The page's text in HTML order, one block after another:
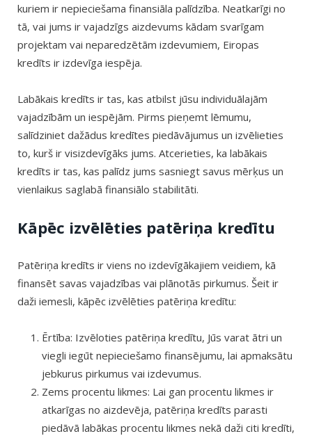
kuriem ir nepieciešama finansiāla palīdzība. Neatkarīgi no
tā, vai jums ir vajadzīgs aizdevums kādam svarīgam
projektam vai neparedzētām izdevumiem, Eiropas
kredīts ir izdevīga iespēja.
Labākais kredīts ir tas, kas atbilst jūsu individuālajām
vajadzībām un iespējām. Pirms pieņemt lēmumu,
salīdziniet dažādus kredītes piedāvājumus un izvēlieties
to, kurš ir visizdevīgāks jums. Atcerieties, ka labākais
kredīts ir tas, kas palīdz jums sasniegt savus mērķus un
vienlaikus saglabā finansiālo stabilitāti.
Kāpēc izvēlēties patēriņa kredītu
Patēriņa kredīts ir viens no izdevīgākajiem veidiem, kā
finansēt savas vajadzības vai plānotās pirkumus. Šeit ir
daži iemesli, kāpēc izvēlēties patēriņa kredītu:
Ērtība: Izvēloties patēriņa kredītu, Jūs varat ātri un
viegli iegūt nepieciešamo finansējumu, lai apmaksātu
jebkurus pirkumus vai izdevumus.
Zems procentu likmes: Lai gan procentu likmes ir
atkarīgas no aizdevēja, patēriņa kredīts parasti
piedāvā labākas procentu likmes nekā daži citi kredīti,